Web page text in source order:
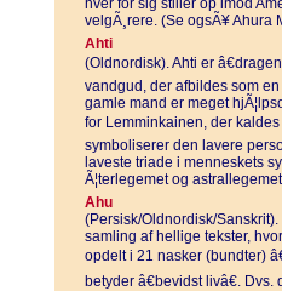
hver for sig stiller op imod
velgÃ¸rere. (Se ogsÃ¥ Ahura
Ahti
(Oldnordisk). Ahti er
vandgud, der afbildes som
gamle mand er meget
for Lemminkainen, der kaldes
symboliserer den lavere
laveste triade i menneskets
Ã¦terlegemet og
Ahu
(Persisk/Oldnordisk/
samling af hellige tekster,
opdelt i 21 nasker (bundter)
betyder â€bevidst livâ€.